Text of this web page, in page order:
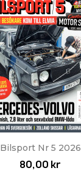
Bilsport Nr 5 2026
80,00 kr